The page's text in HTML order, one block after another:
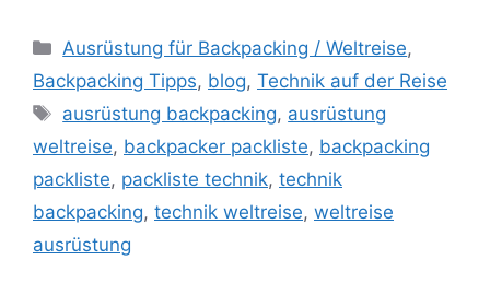
Kategorien
Ausrüstung für Backpacking / Weltreise,
Backpacking Tipps, blog, Technik auf der Reise
Schlagwörter
ausrüstung backpacking, ausrüstung
weltreise, backpacker packliste, backpacking
packliste, packliste technik, technik
backpacking, technik weltreise, weltreise
ausrüstung